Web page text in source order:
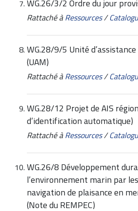
WG.26/3/2 Ordre du jour
Rattaché à Ressources/
WG.28/9/5 Unité
(UAM)
Rattaché à Ressources/
WG.28/12 Projet de AIS
d’identification automatique)
Rattaché à Ressources/
WG.26/8 Développement
l’environnement marin par
navigation de plaisance en
(Note du REMPEC)